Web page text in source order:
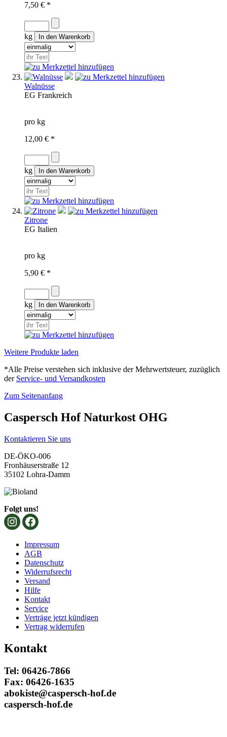
7,50 € *
kg
Walnüsse
EG Frankreich
pro kg
12,00 € *
kg
Zitrone
EG Italien
pro kg
5,90 € *
kg
Weitere Produkte laden
*Alle Preise verstehen sich inklusive der Mehrwertsteuer, zuzüglich
der Service- und Versandkosten
Zum Seitenanfang
Caspersch Hof Naturkost OHG
Kontaktieren Sie uns
DE-ÖKO-006
Fronhäuserstraße 12
35102 Lohra-Damm
Folgt uns!
Impressum
AGB
Datenschutz
Widerrufsrecht
Versand
Hilfe
Kontakt
Service
Verträge jetzt kündigen
Vertrag widerrufen
Kontakt
Tel: 06426-7866
Fax: 06426-1635
abokiste@caspersch-hof.de
caspersch-hof.de